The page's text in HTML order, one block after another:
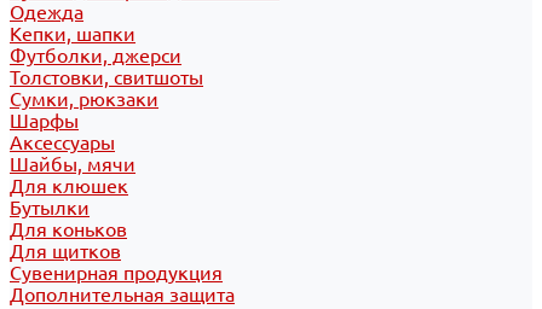
Одежда
Кепки, шапки
Футболки, джерси
Толстовки, свитшоты
Сумки, рюкзаки
Шарфы
Аксессуары
Шайбы, мячи
Для клюшек
Бутылки
Для коньков
Для щитков
Сувенирная продукция
Дополнительная защита